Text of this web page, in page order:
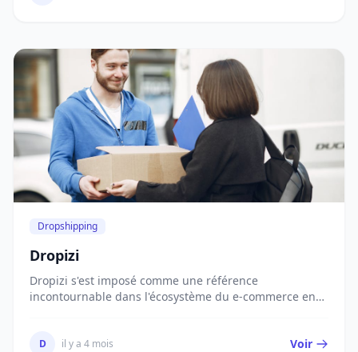
Dropshipping
Dropizi
Dropizi s'est imposé comme une référence
incontournable dans l'écosystème du e-commerce en
D il y a 4 mois Voir